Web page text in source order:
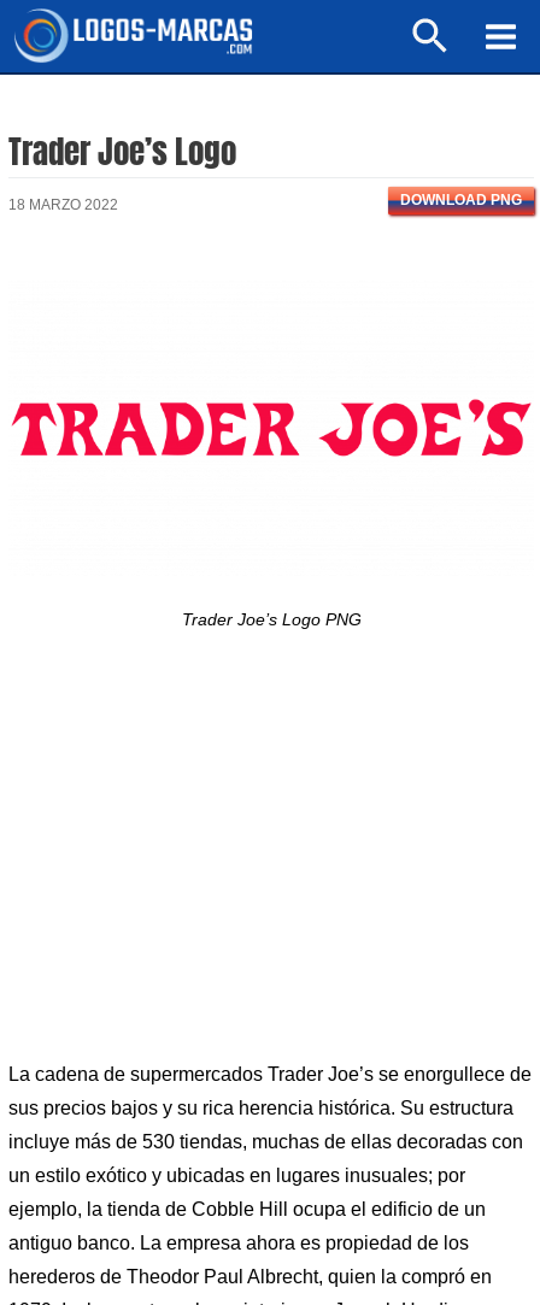
Buscar
Trader Joe’s Logo
18 MARZO 2022 DOWNLOAD PNG
Trader Joe’s Logo PNG
La cadena de supermercados Trader Joe’s se enorgullece de
sus precios bajos y su rica herencia histórica. Su estructura
incluye más de 530 tiendas, muchas de ellas decoradas con
un estilo exótico y ubicadas en lugares inusuales; por
ejemplo, la tienda de Cobble Hill ocupa el edificio de un
antiguo banco. La empresa ahora es propiedad de los
herederos de Theodor Paul Albrecht, quien la compró en